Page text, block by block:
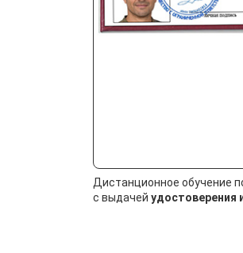
Дистанционное обучение
с выдачей удостоверения